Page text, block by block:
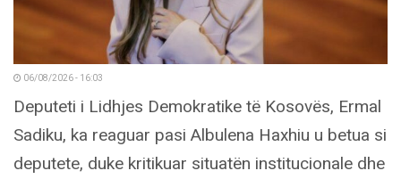
06/08/2026 - 16:03
Deputeti i Lidhjes Demokratike të Kosovës, Ermal
Sadiku, ka reaguar pasi Albulena Haxhiu u betua si
deputete, duke kritikuar situatën institucionale dhe